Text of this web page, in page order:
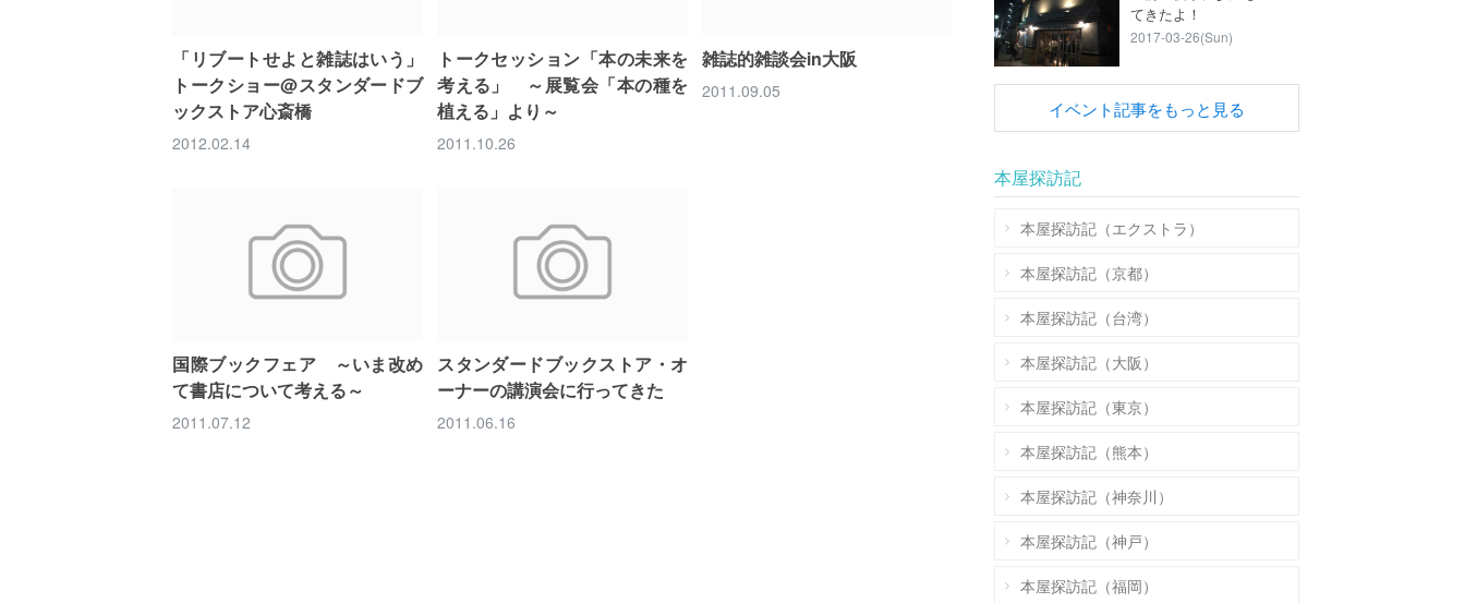
「リブートせよと雑誌はいう」
トークショー@スタンダードブ
ックストア心斎橋
2012.02.14
トークセッション「本の未来を
考える」 ～展覧会「本の種を
植える」より～
2011.10.26
雑誌的雑談会in大阪
2011.09.05
国際ブックフェア ～いま改め
て書店について考える～
2011.07.12
スタンダードブックストア・オ
ーナーの講演会に行ってきた
2011.06.16
てきたよ！
2017-03-26(Sun)
イベント記事をもっと見る
本屋探訪記
本屋探訪記（エクストラ）
本屋探訪記（京都）
本屋探訪記（台湾）
本屋探訪記（大阪）
本屋探訪記（東京）
本屋探訪記（熊本）
本屋探訪記（神奈川）
本屋探訪記（神戸）
本屋探訪記（福岡）